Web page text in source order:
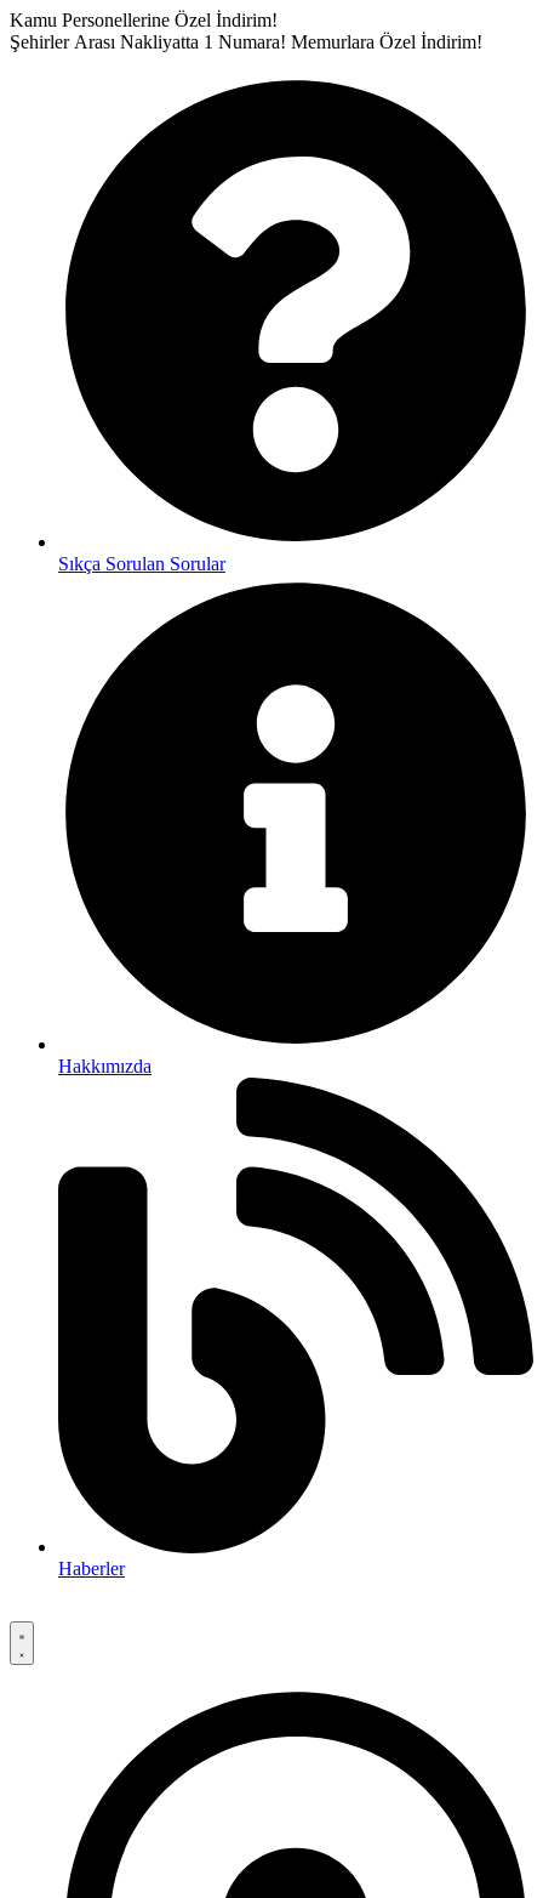
İçeriğe
atla
Kamu Personellerine Özel İndirim!
Şehirler Arası Nakliyatta 1 Numara! Memurlara Özel İndirim!
Sıkça Sorulan Sorular
Hakkımızda
Haberler